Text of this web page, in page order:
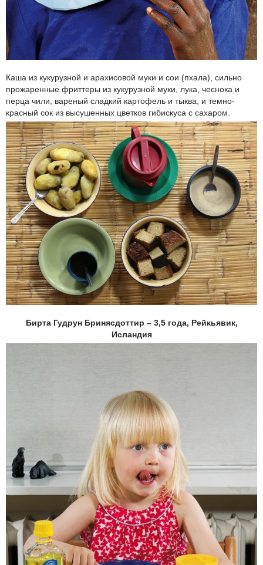
Каша из кукурузной и арахисовой муки и сои (пхала), сильно
прожаренные фриттеры из кукурузной муки, лука, чеснока и
перца чили, вареный сладкий картофель и тыква, и темно-
красный сок из высушенных цветков гибискуса с сахаром.
Бирта Гудрун Бринясдоттир – 3,5 года, Рейкьявик,
Исландия